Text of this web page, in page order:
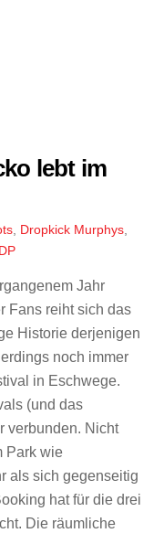
lebt im
, Dropkick Murphys,
Jahr
Fans reiht sich das
Historie derjenigen
noch immer
in Eschwege.
(und das
verbunden. Nicht
Park wie
als sich gegenseitig
hat für die drei
Die räumliche